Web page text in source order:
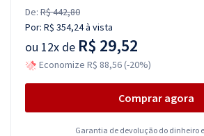
De: R$ 442,80
Por: R$ 354,24à vista
ou 12x de R$ 29,52
Economize R$ 88,56 (-20%)
Comprar agora
Garantia de devolução do dinheiro